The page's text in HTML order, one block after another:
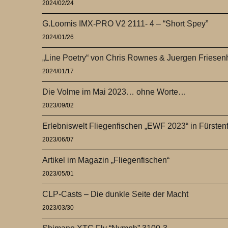
2024/02/24
G.Loomis IMX-PRO V2 2111- 4 – “Short Spey”
2024/01/26
„Line Poetry“ von Chris Rownes & Juergen
2024/01/17
Die Volme im Mai 2023… ohne Worte…
2023/09/02
Erlebniswelt Fliegenfischen „EWF 2023“ in
2023/06/07
Artikel im Magazin „Fliegenfischen“
2023/05/01
CLP-Casts – Die dunkle Seite der Macht
2023/03/30